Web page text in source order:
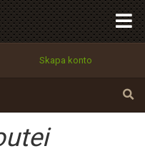
Skapa konto
Tillbaka till förstasidan